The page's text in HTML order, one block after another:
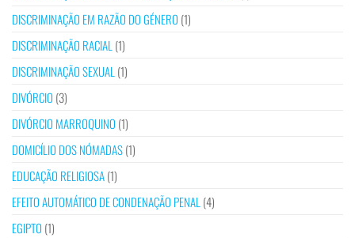
DISCRIMINAÇÃO EM RAZÃO DO GÉNERO (1)
DISCRIMINAÇÃO RACIAL(1)
DISCRIMINAÇÃO SEXUAL(1)
DIVÓRCIO (3)
DIVÓRCIO MARROQUINO (1)
DOMICÍLIO DOS NÓMADAS(1)
EDUCAÇÃO RELIGIOSA(1)
EFEITO AUTOMÁTICO DE CONDENAÇÃO PENAL(4)
EGIPTO (1)